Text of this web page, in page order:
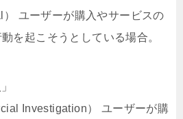
ユーザーが購入やサービスの
を起こそうとしている場合。
Investigation） ユーザーが購